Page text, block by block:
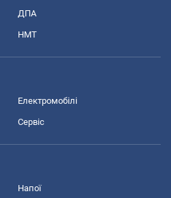
ДПА
НМТ
Електромобілі
Сервіс
Напої